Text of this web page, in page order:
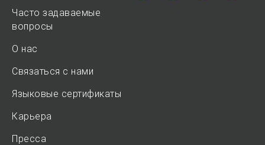
Часто задаваемые
вопросы
О нас
Связаться с нами
Языковые сертификаты
Карьера
Пресса